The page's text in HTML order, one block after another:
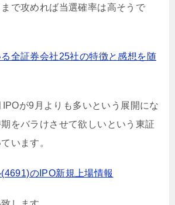
で攻めれば当選確率は高そうで
全証券会社25社の特徴と感想を随
が9月よりも多いという展開にな
をバラけさせて欲しいという東証
います。
のIPO新規上場情報